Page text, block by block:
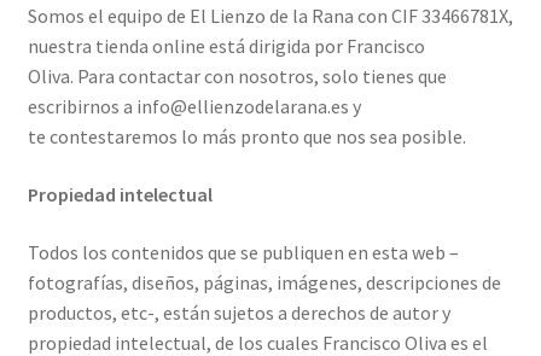
Somos el equipo de El Lienzo de la Rana con CIF 33466781X,
nuestra tienda online está dirigida por Francisco
Oliva. Para contactar con nosotros, solo tienes que
escribirnos a info@ellienzodelarana.es y
te contestaremos lo más pronto que nos sea posible.
Propiedad intelectual
Todos los contenidos que se publiquen en esta web –
fotografías, diseños, páginas, imágenes, descripciones de
productos, etc-, están sujetos a derechos de autor y
propiedad intelectual, de los cuales Francisco Oliva es el